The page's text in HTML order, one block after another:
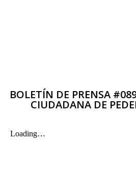
BOLETÍN DE PRENSA
CIUDADANA DE